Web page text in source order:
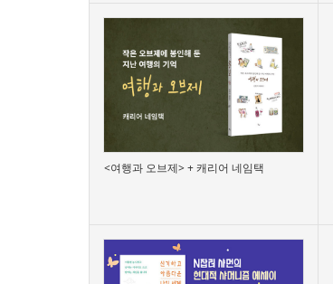
<여행과 오브제> + 캐리어 네임택